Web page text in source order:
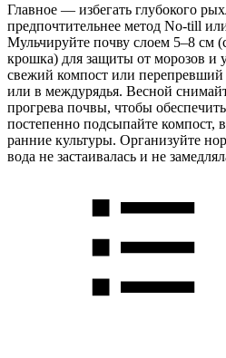
Главное — избегать глубокого
предпочтительнее метод No-till
Мульчируйте почву слоем 5–8 см
крошка) для защиты от морозов и
свежий компост или
или в междурядья. Весной
прогрева почвы, чтобы
постепенно подсыпайте компост,
ранние культуры. Организуйте
вода не застаивалась и не